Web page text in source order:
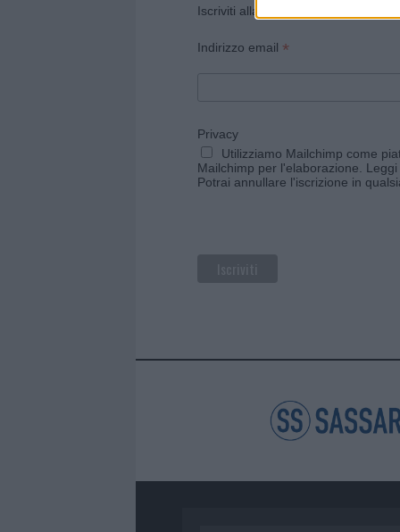
Iscriviti alla newsletter di Gallura
Indirizzo email *
Privacy
Utilizziamo Mailchimp come
Mailchimp per l'elaborazione.
Potrai annullare l'iscrizione in